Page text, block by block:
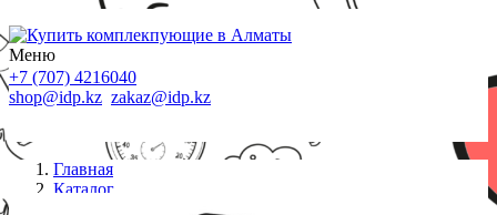
Меню
+7 (707) 4216040
shop@idp.kz zakaz@idp.kz
Главная
Каталог